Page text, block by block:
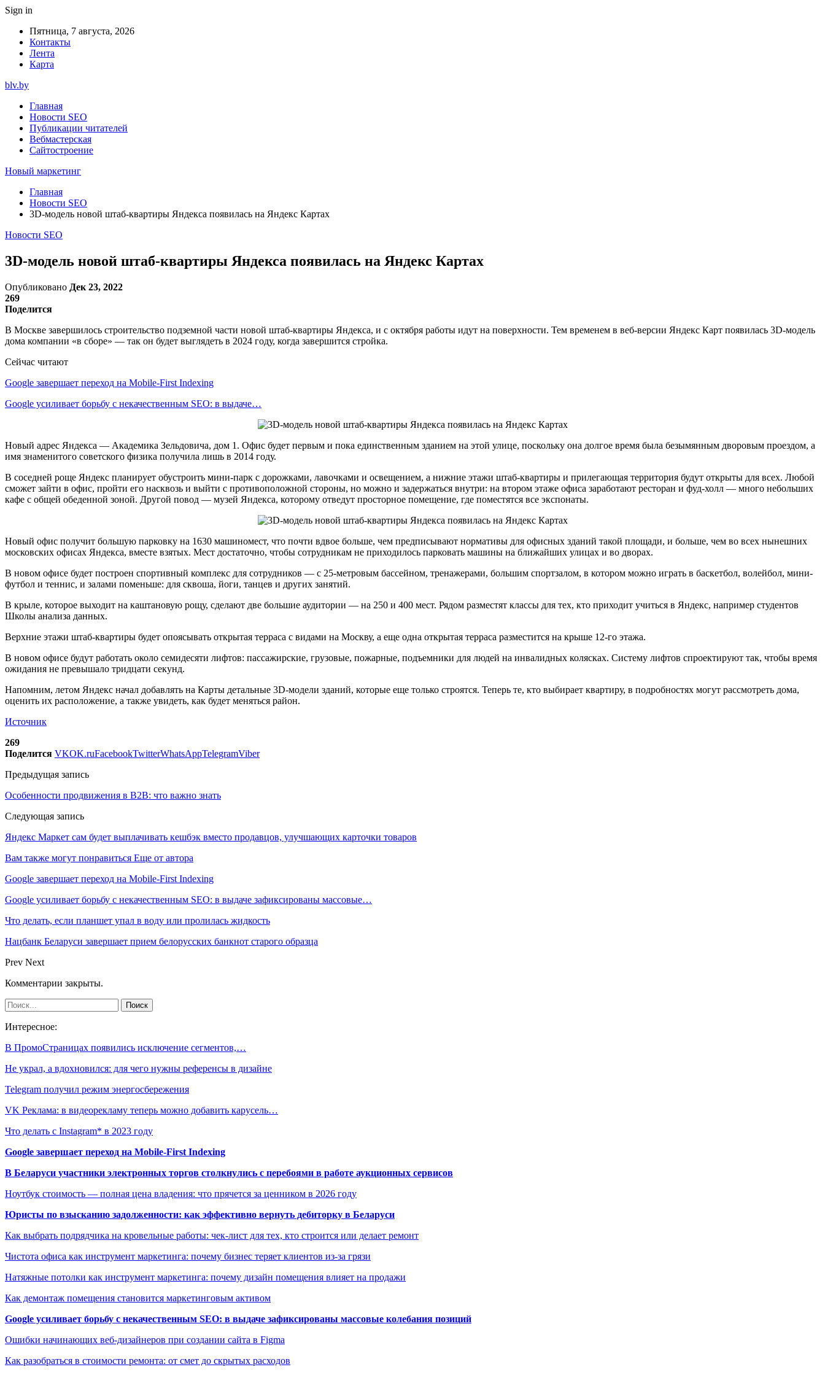
Sign in
Пятница, 7 августа, 2026
Контакты
Лента
Карта
blv.by
Главная
Новости SEO
Публикации читателей
Вебмастерская
Сайтостроение
Новый маркетинг
Главная
Новости SEO
3D-модель новой штаб-квартиры Яндекса появилась на Яндекс Картах
Новости SEO
3D-модель новой штаб-квартиры Яндекса появилась на Яндекс Картах
Опубликовано Дек 23, 2022
269
Поделится
В Москве завершилось строительство подземной части новой штаб-квартиры Яндекса, и с октября работы идут на поверхности. Тем временем в веб-версии Яндекс Карт появилась 3D-модель
дома компании «в сборе» — так он будет выглядеть в 2024 году, когда завершится стройка.
Сейчас читают
Google завершает переход на Mobile-First Indexing
Google усиливает борьбу с некачественным SEO: в выдаче…
Новый адрес Яндекса — Академика Зельдовича, дом 1. Офис будет первым и пока единственным зданием на этой улице, поскольку она долгое время была безымянным дворовым проездом, а
имя знаменитого советского физика получила лишь в 2014 году.
В соседней роще Яндекс планирует обустроить мини-парк с дорожками, лавочками и освещением, а нижние этажи штаб-квартиры и прилегающая территория будут открыты для всех. Любой
сможет зайти в офис, пройти его насквозь и выйти с противоположной стороны, но можно и задержаться внутри: на втором этаже офиса заработают ресторан и фуд-холл — много небольших
кафе с общей обеденной зоной. Другой повод — музей Яндекса, которому отведут просторное помещение, где поместятся все экспонаты.
Новый офис получит большую парковку на 1630 машиномест, что почти вдвое больше, чем предписывают нормативы для офисных зданий такой площади, и больше, чем во всех нынешних
московских офисах Яндекса, вместе взятых. Мест достаточно, чтобы сотрудникам не приходилось парковать машины на ближайших улицах и во дворах.
В новом офисе будет построен спортивный комплекс для сотрудников — с 25-метровым бассейном, тренажерами, большим спортзалом, в котором можно играть в баскетбол, волейбол, мини-
футбол и теннис, и залами поменьше: для сквоша, йоги, танцев и других занятий.
В крыле, которое выходит на каштановую рощу, сделают две большие аудитории — на 250 и 400 мест. Рядом разместят классы для тех, кто приходит учиться в Яндекс, например студентов
Школы анализа данных.
Верхние этажи штаб-квартиры будет опоясывать открытая терраса с видами на Москву, а еще одна открытая терраса разместится на крыше 12-го этажа.
В новом офисе будут работать около семидесяти лифтов: пассажирские, грузовые, пожарные, подъемники для людей на инвалидных колясках. Систему лифтов спроектируют так, чтобы время
ожидания не превышало тридцати секунд.
Напомним, летом Яндекс начал добавлять на Карты детальные 3D-модели зданий, которые еще только строятся. Теперь те, кто выбирает квартиру, в подробностях могут рассмотреть дома,
оценить их расположение, а также увидеть, как будет меняться район.
Источник
269
Поделится VKOK.ruFacebookTwitterWhatsAppTelegramViber
Предыдущая запись
Особенности продвижения в B2B: что важно знать
Следующая запись
Яндекс Маркет сам будет выплачивать кешбэк вместо продавцов, улучшающих карточки товаров
Вам также могут понравиться Еще от автора
Google завершает переход на Mobile-First Indexing
Google усиливает борьбу с некачественным SEO: в выдаче зафиксированы массовые…
Что делать, если планшет упал в воду или пролилась жидкость
Нацбанк Беларуси завершает прием белорусских банкнот старого образца
Prev Next
Комментарии закрыты.
Интересное:
В ПромоСтраницах появились исключение сегментов,…
Не украл, а вдохновился: для чего нужны референсы в дизайне
Telegram получил режим энергосбережения
VK Реклама: в видеорекламу теперь можно добавить карусель…
Что делать с Instagram* в 2023 году
Google завершает переход на Mobile-First Indexing
В Беларуси участники электронных торгов столкнулись с перебоями в работе аукционных сервисов
Ноутбук стоимость — полная цена владения: что прячется за ценником в 2026 году
Юристы по взысканию задолженности: как эффективно вернуть дебиторку в Беларуси
Как выбрать подрядчика на кровельные работы: чек-лист для тех, кто строится или делает ремонт
Чистота офиса как инструмент маркетинга: почему бизнес теряет клиентов из-за грязи
Натяжные потолки как инструмент маркетинга: почему дизайн помещения влияет на продажи
Как демонтаж помещения становится маркетинговым активом
Google усиливает борьбу с некачественным SEO: в выдаче зафиксированы массовые колебания позиций
Ошибки начинающих веб-дизайнеров при создании сайта в Figma
Как разобраться в стоимости ремонта: от смет до скрытых расходов